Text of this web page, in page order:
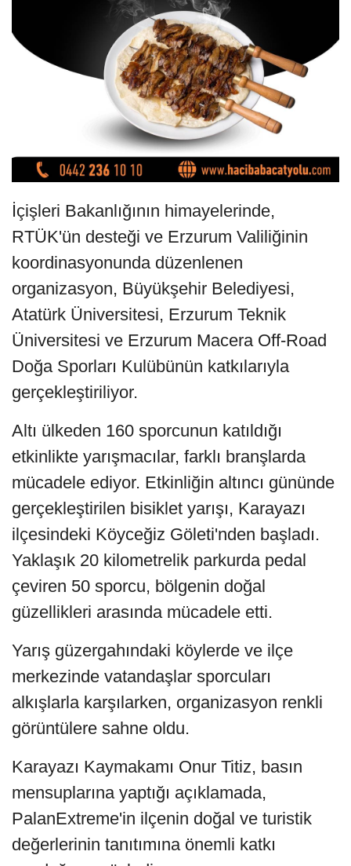
İçişleri Bakanlığının himayelerinde,
RTÜK'ün desteği ve Erzurum Valiliğinin
koordinasyonunda düzenlenen
organizasyon, Büyükşehir Belediyesi,
Atatürk Üniversitesi, Erzurum Teknik
Üniversitesi ve Erzurum Macera Off-Road
Doğa Sporları Kulübünün katkılarıyla
gerçekleştiriliyor.
Altı ülkeden 160 sporcunun katıldığı
etkinlikte yarışmacılar, farklı branşlarda
mücadele ediyor. Etkinliğin altıncı gününde
gerçekleştirilen bisiklet yarışı, Karayazı
ilçesindeki Köyceğiz Göleti'nden başladı.
Yaklaşık 20 kilometrelik parkurda pedal
çeviren 50 sporcu, bölgenin doğal
güzellikleri arasında mücadele etti.
Yarış güzergahındaki köylerde ve ilçe
merkezinde vatandaşlar sporcuları
alkışlarla karşılarken, organizasyon renkli
görüntülere sahne oldu.
Karayazı Kaymakamı Onur Titiz, basın
mensuplarına yaptığı açıklamada,
PalanExtreme'in ilçenin doğal ve turistik
değerlerinin tanıtımına önemli katkı